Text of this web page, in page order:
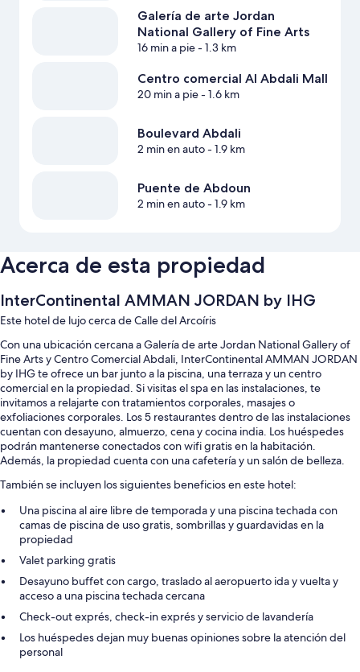
Galería de arte Jordan
National Gallery of Fine Arts
16 min a pie- 1.3 km
Centro comercial Al Abdali Mall
20 min a pie- 1.6 km
Boulevard Abdali
2 min en auto- 1.9 km
Puente de Abdoun
2 min en auto- 1.9 km
Acerca de esta propiedad
InterContinental AMMAN JORDAN by IHG
Este hotel de lujo cerca de Calle del Arcoíris
Con una ubicación cercana a Galería de arte Jordan National Gallery of
Fine Arts y Centro Comercial Abdali, InterContinental AMMAN JORDAN
by IHG te ofrece un bar junto a la piscina, una terraza y un centro
comercial en la propiedad. Si visitas el spa en las instalaciones, te
invitamos a relajarte con tratamientos corporales, masajes o
exfoliaciones corporales. Los 5 restaurantes dentro de las instalaciones
cuentan con desayuno, almuerzo, cena y cocina india. Los huéspedes
podrán mantenerse conectados con wifi gratis en la habitación.
Además, la propiedad cuenta con una cafetería y un salón de belleza.
También se incluyen los siguientes beneficios en este hotel:
Una piscina al aire libre de temporada y una piscina techada con
camas de piscina de uso gratis, sombrillas y guardavidas en la
propiedad
Valet parking gratis
Desayuno buffet con cargo, traslado al aeropuerto ida y vuelta y
acceso a una piscina techada cercana
Check-out exprés, check-in exprés y servicio de lavandería
Los huéspedes dejan muy buenas opiniones sobre la atención del
personal